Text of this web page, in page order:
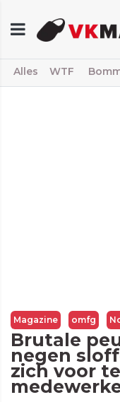
Alles WTF
Magazine omfg
Brutale
negen
zich voor